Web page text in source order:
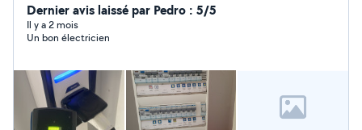
une expertise dans l'installation de bornes de recharge
pour véhicules électriques et de panneaux
photovoltaïques. Avec plus de 8 ans d'expérience dans
de haute qualité et des solutions personnalisées pour
vos besoins en électricité et en énergies renouvelables.
Dernier avis laissé par Pedro : 5/5
Il y a 2 mois
Un bon électricien